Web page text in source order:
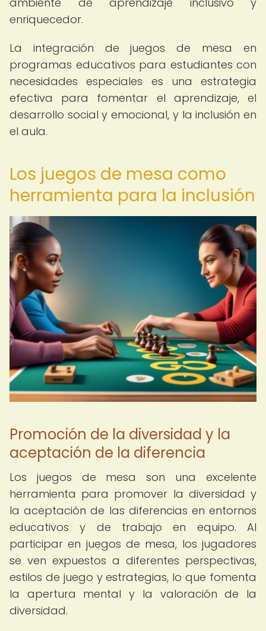
enriquecedor.
La integración de juegos de mesa en
programas educativos para estudiantes con
necesidades especiales es una estrategia
efectiva para fomentar el aprendizaje, el
desarrollo social y emocional, y la inclusión en
el aula.
Los juegos de mesa como
herramienta para la inclusión
Promoción de la diversidad y la
aceptación de la diferencia
Los juegos de mesa son una excelente
herramienta para promover la diversidad y
la aceptación de las diferencias en entornos
educativos y de trabajo en equipo. Al
participar en juegos de mesa, los jugadores
se ven expuestos a diferentes perspectivas,
estilos de juego y estrategias, lo que fomenta
la apertura mental y la valoración de la
diversidad.